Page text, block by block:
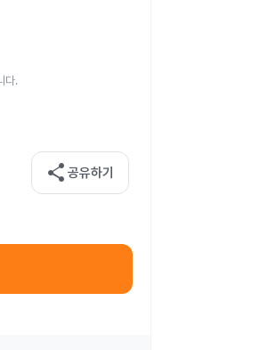
다.
share 공유하기